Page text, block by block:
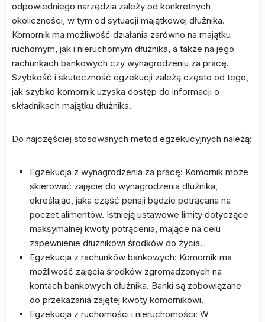
odpowiedniego narzędzia zależy od konkretnych
okoliczności, w tym od sytuacji majątkowej dłużnika.
Komornik ma możliwość działania zarówno na majątku
ruchomym, jak i nieruchomym dłużnika, a także na jego
rachunkach bankowych czy wynagrodzeniu za pracę.
Szybkość i skuteczność egzekucji zależą często od tego,
jak szybko komornik uzyska dostęp do informacji o
składnikach majątku dłużnika.
Do najczęściej stosowanych metod egzekucyjnych należą:
Egzekucja z wynagrodzenia za pracę: Komornik może
skierować zajęcie do wynagrodzenia dłużnika,
określając, jaka część pensji będzie potrącana na
poczet alimentów. Istnieją ustawowe limity dotyczące
maksymalnej kwoty potrącenia, mające na celu
zapewnienie dłużnikowi środków do życia.
Egzekucja z rachunków bankowych: Komornik ma
możliwość zajęcia środków zgromadzonych na
kontach bankowych dłużnika. Banki są zobowiązane
do przekazania zajętej kwoty komornikowi.
Egzekucja z ruchomości i nieruchomości: W